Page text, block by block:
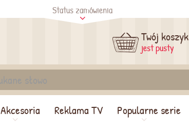
Sprawdź
Status zamówienia
Twój koszyk
jest pusty
Akcesoria Reklama TV Popularne serie